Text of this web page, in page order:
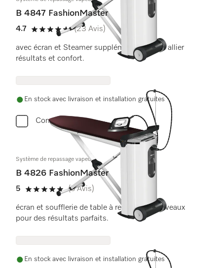
B 4847 FashionMaster
4.7
4.7 étoiles sur 5
(23 Avis)
avec écran et Steamer supplémentaire pour allier
résultats et confort.
En stock avec livraison et installation gratuites
Comparer
Système de repassage vapeur
B 4826 FashionMaster
5
5 étoiles sur 5
(5 Avis)
écran et soufflerie de table à repasser à 2 niveaux
pour des résultats parfaits.
En stock avec livraison et installation gratuites